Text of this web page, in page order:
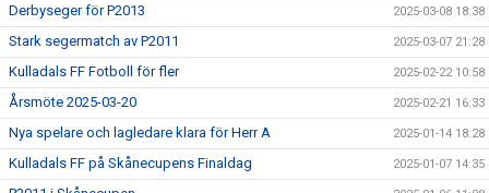
Derbyseger för P2013 2025-03-08 18:38
Stark segermatch av P2011 2025-03-07 21:28
Kulladals FF Fotboll för fler 2025-02-22 10:58
Årsmöte 2025-03-20 2025-02-21 16:33
Nya spelare och lagledare klara för Herr A 2025-01-14 18:28
Kulladals FF på Skånecupens Finaldag 2025-01-07 14:35